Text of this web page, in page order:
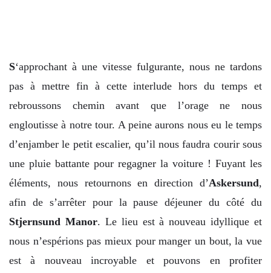
S‘approchant à une vitesse fulgurante, nous ne tardons
pas à mettre fin à cette interlude hors du temps et
rebroussons chemin avant que l’orage ne nous
engloutisse à notre tour. A peine aurons nous eu le temps
d’enjamber le petit escalier, qu’il nous faudra courir sous
une pluie battante pour regagner la voiture ! Fuyant les
éléments, nous retournons en direction d’Askersund,
afin de s’arrêter pour la pause déjeuner du côté du
Stjernsund Manor. Le lieu est à nouveau idyllique et
nous n’espérions pas mieux pour manger un bout, la vue
est à nouveau incroyable et pouvons en profiter